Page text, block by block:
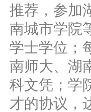
推荐，参加
南城市学院
学士学位；
南师大、湖
科文凭；学
才的协议，